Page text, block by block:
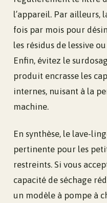
l’appareil. Par ailleurs,
fois par mois pour
les résidus de lessive
Enfin, évitez le
produit encrasse les
internes, nuisant à la
machine.
En synthèse, le lave-
pertinente pour les
restreints. Si vous
capacité de séchage
un modèle à pompe à